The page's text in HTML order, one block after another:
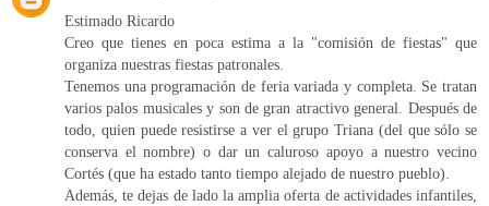
Estimado Ricardo
Creo que tienes en poca estima a la "comisión de fiestas" que
organiza nuestras fiestas patronales.
Tenemos una programación de feria variada y completa. Se tratan
varios palos musicales y son de gran atractivo general. Después de
todo, quien puede resistirse a ver el grupo Triana (del que sólo se
conserva el nombre) o dar un caluroso apoyo a nuestro vecino
Cortés (que ha estado tanto tiempo alejado de nuestro pueblo).
Además, te dejas de lado la amplia oferta de actividades infantiles,